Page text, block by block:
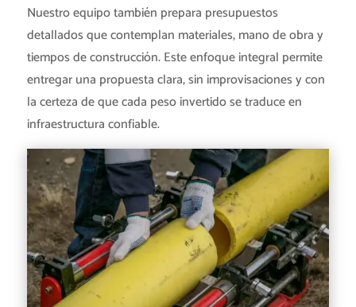
Nuestro equipo también prepara presupuestos
detallados que contemplan materiales, mano de obra y
tiempos de construcción. Este enfoque integral permite
entregar una propuesta clara, sin improvisaciones y con
la certeza de que cada peso invertido se traduce en
infraestructura confiable.